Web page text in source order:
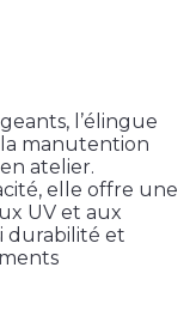
l’élingue
manutention
atelier.
elle offre une
UV et aux
durabilité et